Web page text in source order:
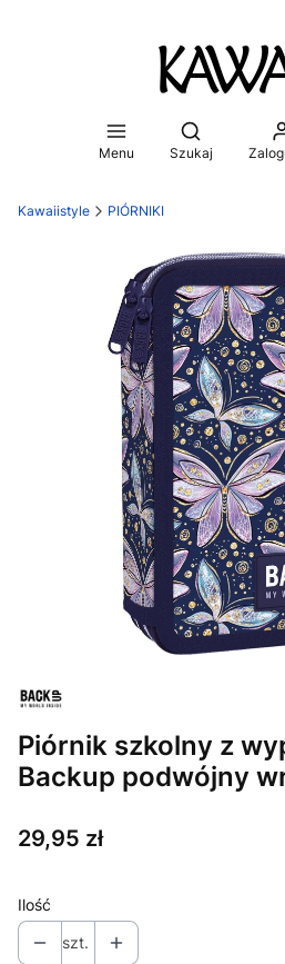
Menu
Otwórz
Szukaj
Kawaiistyle PIÓRNIKI
Piórnik szkolny z
Backup podwójny
Cena
29,95 zł
Ilość
szt.